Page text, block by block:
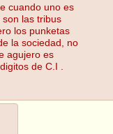
cuando uno es
las tribus
los punketas
la sociedad, no
agujero es
de C.I .